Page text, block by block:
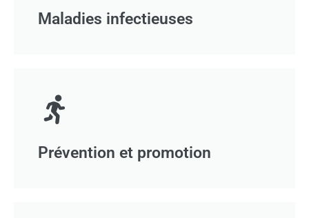
Maladies infectieuses
Prévention et promotion